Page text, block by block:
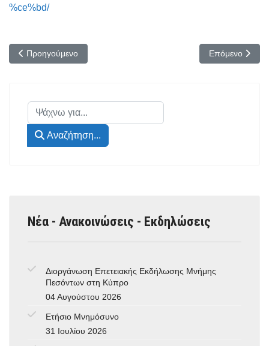
%ce%bd/
Προηγούμενο άρθρο: Χαιρετισμός Προέδρου ΕΑΑΑ στη
Προηγούμενο Επόμενο
Επόμενο
Αναζήτηση...
Αναζήτηση...
Νέα - Ανακοινώσεις - Εκδηλώσεις
Διοργάνωση Επετειακής Εκδήλωσης Μνήμης
Πεσόντων στη Κύπρο
04 Αυγούστου 2026
Ετήσιο Μνημόσυνο
31 Ιουλίου 2026